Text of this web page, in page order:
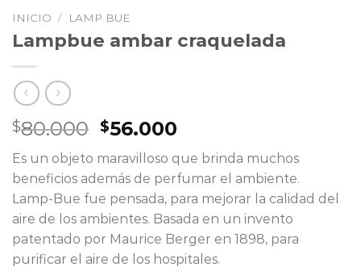
INICIO / LAMP BUE
Lampbue ambar craquelada
$80.000 El
precio
original
era:
$80.000.
$56.000
precio
actual
es:
$56.000.
Es un objeto maravilloso que brinda muchos
beneficios además de perfumar el ambiente.
Lamp-Bue fue pensada, para mejorar la calidad del
aire de los ambientes. Basada en un invento
patentado por Maurice Berger en 1898, para
purificar el aire de los hospitales.